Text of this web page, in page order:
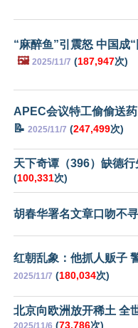
“麻醉鱼”引震怒 中国成
🖼️ 2025/11/7 (187,947次)
APEC会议特工偷偷送
📝 2025/11/7 (247,499次)
天下奇谭（396）缺德
(100,331次)
胡春华署名文章口吻不
红朝乱象：他抓人贩子
2025/11/7 (180,034次)
北京向欧洲放开稀土 全
2025/11/6 (73,786次)